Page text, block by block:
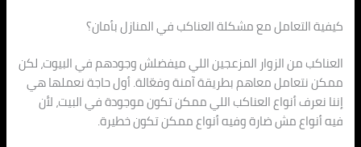
كيفية التعامل مع مشكلة العناكب في المنازل بأمان؟
العناكب من الزوار المزعجين اللي ميفضلش وجودهم في البيوت، لكن
ممكن نتعامل معاهم بطريقة آمنة وفعّالة. أول حاجة نعملها هي
إننا نعرف أنواع العناكب اللي ممكن تكون موجودة في البيت، لأن
فيه أنواع مش ضارة وفيه أنواع ممكن تكون خطيرة.